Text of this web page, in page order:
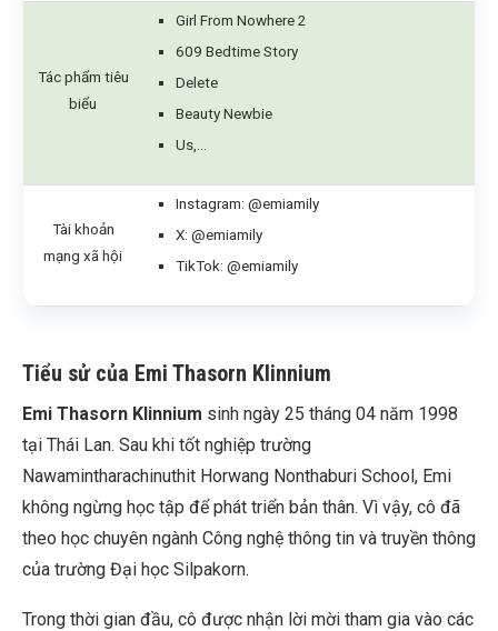
Tác phẩm tiêu
biểu
Girl From Nowhere 2
609 Bedtime Story
Delete
Beauty Newbie
Us,…
Tài khoản
mạng xã hội
Instagram: @emiamily
X: @emiamily
TikTok: @emiamily
Tiểu sử của Emi Thasorn Klinnium
Emi Thasorn Klinnium sinh ngày 25 tháng 04 năm 1998
tại Thái Lan. Sau khi tốt nghiệp trường
Nawamintharachinuthit Horwang Nonthaburi School, Emi
không ngừng học tập để phát triển bản thân. Vì vậy, cô đã
theo học chuyên ngành Công nghệ thông tin và truyền thông
của trường Đại học Silpakorn.
Trong thời gian đầu, cô được nhận lời mời tham gia vào các